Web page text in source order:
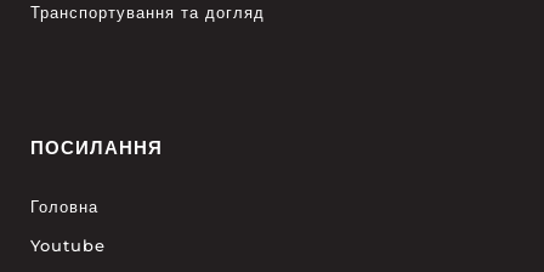
Транспортування та догляд
ПОСИЛАННЯ
Головна
Youtube